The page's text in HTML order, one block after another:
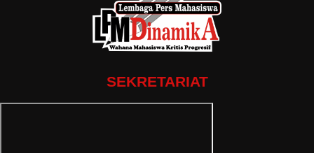
SEKRETARIAT